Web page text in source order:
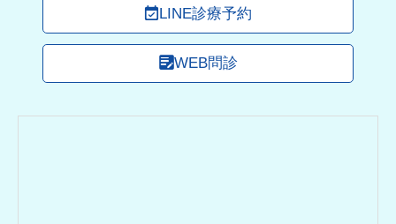
LINE診療予約
WEB問診